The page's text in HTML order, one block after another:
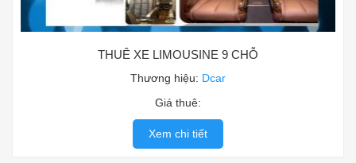
THUÊ XE LIMOUSINE 9 CHỖ
Thương hiệu: Dcar
Giá thuê:
Xem chi tiết